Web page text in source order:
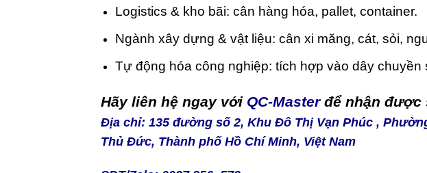
Logistics & kho bãi: cân hàng hóa, pallet, container.
Ngành xây dựng & vật liệu: cân xi măng, cát, sỏi,
Tự động hóa công nghiệp: tích hợp vào dây chuyền
Hãy liên hệ ngay với QC-Master để nhận được
Địa chỉ: 135 đường số 2, Khu Đô Thị Vạn Phúc ,
Thủ Đức, Thành phố Hồ Chí Minh, Việt Nam